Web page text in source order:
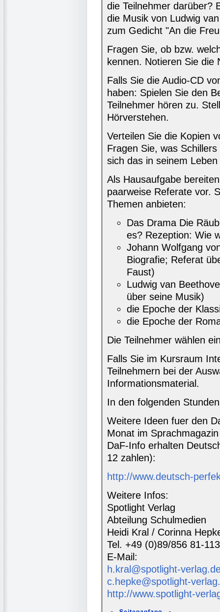
die Teilnehmer darüber?
die Musik von Ludwig
zum Gedicht "An die
Fragen Sie, ob bzw.
kennen. Notieren Sie die
Falls Sie die Audio-CD
haben: Spielen Sie den
Teilnehmer hören zu.
Hörverstehen.
Verteilen Sie die Kopien
Fragen Sie, was
sich das in seinem
Als Hausaufgabe
paarweise Referate vor.
Themen anbieten:
Das Drama Die
es? Rezeption: Wie
Johann Wolfgang
Biografie; Referat
Faust)
Ludwig van
über seine Musik)
die Epoche der
die Epoche der
Die Teilnehmer wählen
Falls Sie im Kursraum
Teilnehmern bei der
Informationsmaterial.
In den folgenden
Weitere Ideen fuer den
Monat im
DaF-Info erhalten
12 zahlen):
http://www.deutsch-
Weitere Infos:
Spotlight Verlag
Abteilung Schulmedien
Heidi Kral / Corinna
Tel. +49 (0)89/856 81-
E-Mail:
h.kral@spotlight-
c.hepke@spotlight-
http://www.spotlight-